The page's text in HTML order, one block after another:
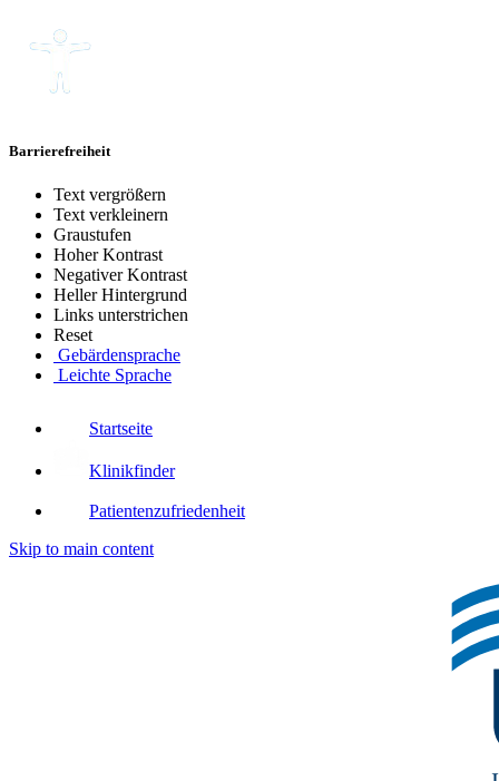
Barrierefreiheit
Text vergrößern
Text verkleinern
Graustufen
Hoher Kontrast
Negativer Kontrast
Heller Hintergrund
Links unterstrichen
Reset
Gebärdensprache
Leichte Sprache
Startseite
Klinikfinder
Patientenzufriedenheit
Skip to main content